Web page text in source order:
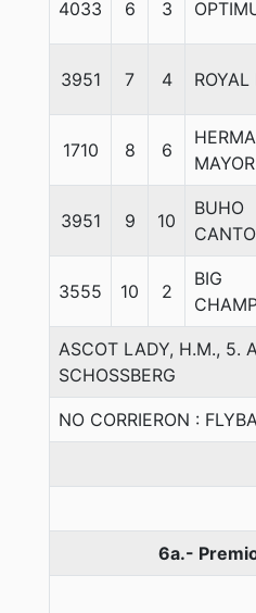
4033 6 3
3951 7 4
1710 8 6
MAYOR
3951 9 10
BUHO
3555 10 2
BIG
ASCOT LADY, H.M., 5.
SCHOSSBERG
NO CORRIERON :
6a.-